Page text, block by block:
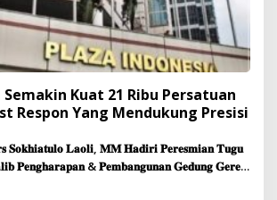
Kuat 21 Ribu Persatuan
Respon Yang Mendukung Presisi
𝐒𝐨𝐤𝐡𝐢𝐚𝐭𝐮𝐥𝐨 𝐋𝐚𝐨𝐥𝐢, 𝐌𝐌 𝐇𝐚𝐝𝐢𝐫𝐢 𝐏𝐞𝐫𝐞𝐬𝐦𝐢𝐚𝐧 𝐓𝐮𝐠𝐮
𝐏𝐞𝐧𝐠𝐡𝐚𝐫𝐚𝐩𝐚𝐧 & 𝐏𝐞𝐦𝐛𝐚𝐧𝐠𝐮𝐧𝐚𝐧 𝐆𝐞𝐝𝐮𝐧𝐠 𝐆𝐞𝐫𝐞𝐣𝐚